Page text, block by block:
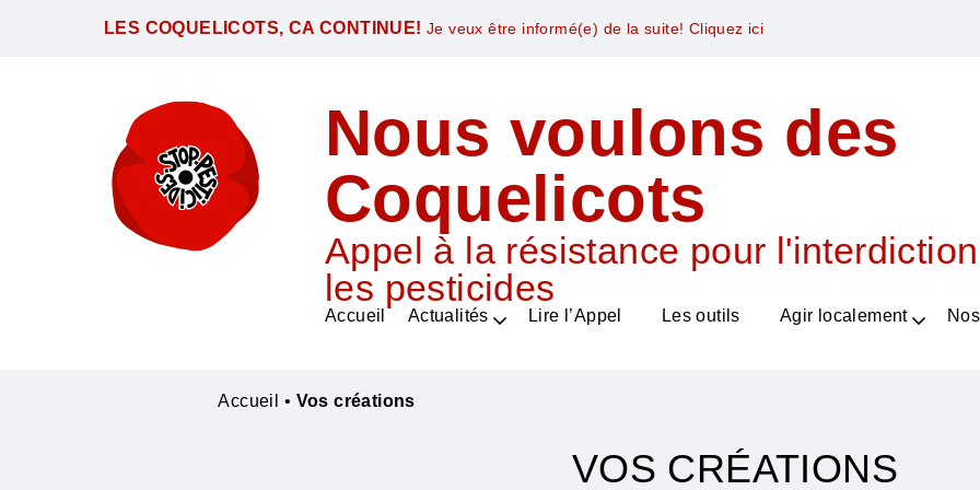
LES COQUELICOTS, CA CONTINUE! Je veux être informé(e) de la suite! Cliquez ici
Nous voulons des
Coquelicots
Appel à la résistance pour
les pesticides
Accueil Actualités Lire l’Appel Les outils Agir localement
Accueil • Vos créations
VOS CRÉATIONS